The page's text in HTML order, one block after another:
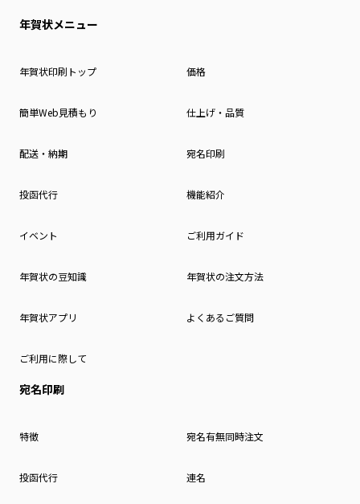
年賀状メニュー
年賀状印刷トップ 価格
簡単Web見積もり 仕上げ・品質
配送・納期 宛名印刷
投函代行 機能紹介
イベント ご利用ガイド
年賀状の豆知識 年賀状の注文方法
年賀状アプリ よくあるご質問
ご利用に際して
宛名印刷
特徴 宛名有無同時注文
投函代行 連名